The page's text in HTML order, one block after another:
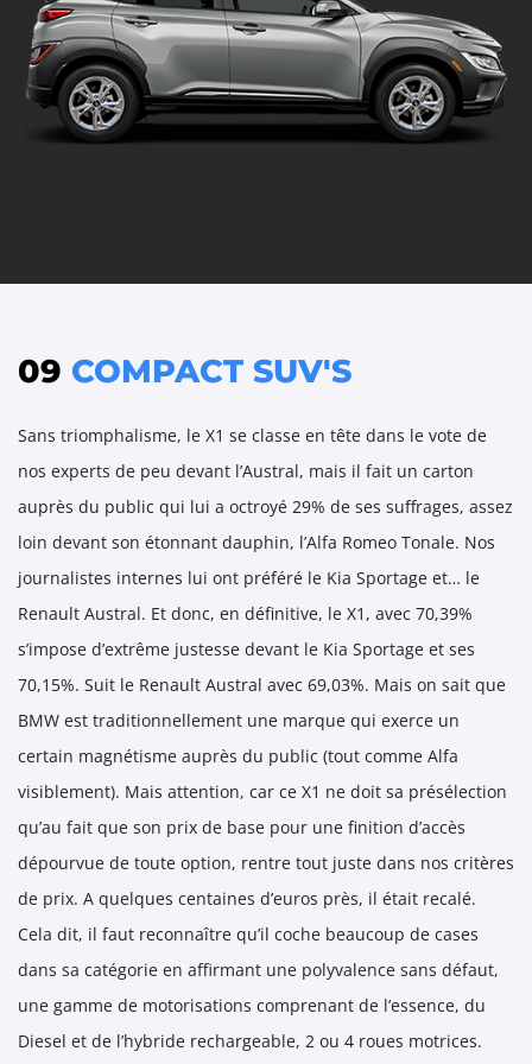
09 COMPACT SUV'S
Sans triomphalisme, le X1 se classe en tête dans le vote de
nos experts de peu devant l’Austral, mais il fait un carton
auprès du public qui lui a octroyé 29% de ses suffrages, assez
loin devant son étonnant dauphin, l’Alfa Romeo Tonale. Nos
journalistes internes lui ont préféré le Kia Sportage et… le
Renault Austral. Et donc, en définitive, le X1, avec 70,39%
s’impose d’extrême justesse devant le Kia Sportage et ses
70,15%. Suit le Renault Austral avec 69,03%. Mais on sait que
BMW est traditionnellement une marque qui exerce un
certain magnétisme auprès du public (tout comme Alfa
visiblement). Mais attention, car ce X1 ne doit sa présélection
qu’au fait que son prix de base pour une finition d’accès
dépourvue de toute option, rentre tout juste dans nos critères
de prix. A quelques centaines d’euros près, il était recalé.
Cela dit, il faut reconnaître qu’il coche beaucoup de cases
dans sa catégorie en affirmant une polyvalence sans défaut,
une gamme de motorisations comprenant de l’essence, du
Diesel et de l’hybride rechargeable, 2 ou 4 roues motrices.